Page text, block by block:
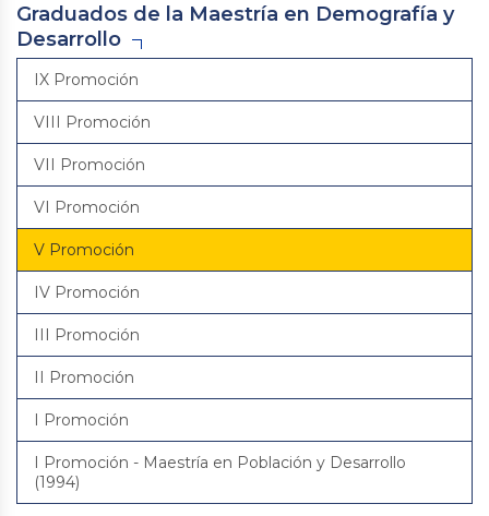
Graduados de la Maestría en Demografía y
Desarrollo
IX Promoción
VIII Promoción
VII Promoción
VI Promoción
V Promoción
IV Promoción
III Promoción
II Promoción
I Promoción
I Promoción - Maestría en Población y Desarrollo
(1994)